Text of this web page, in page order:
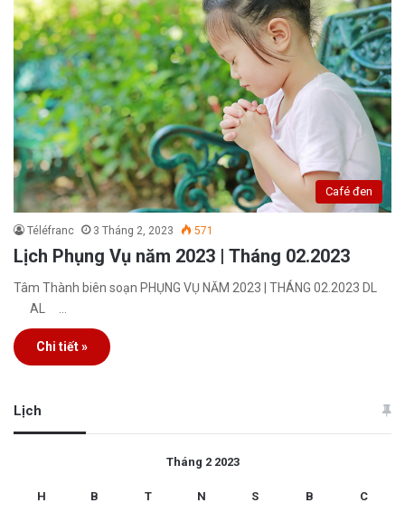
Café đen
Téléfranc 3 Tháng 2, 2023 571
Lịch Phụng Vụ năm 2023 | Tháng 02.2023
Tâm Thành biên soạn PHỤNG VỤ NĂM 2023 | THÁNG 02.2023 DL
AL …
Chi tiết »
Lịch
Tháng 2 2023
H B T N S B C